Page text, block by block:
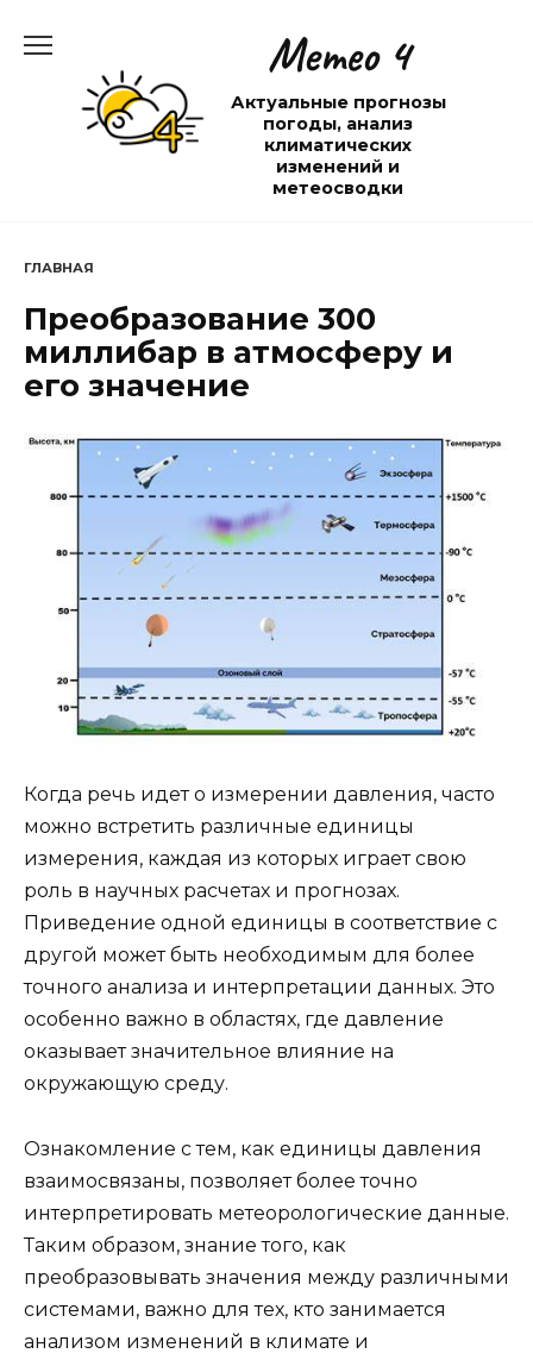
содержанию
Метео 4
Актуальные прогнозы
погоды, анализ
климатических
изменений и
метеосводки
ГЛАВНАЯ
Преобразование 300
миллибар в атмосферу и
его значение
Когда речь идет о измерении давления, часто
можно встретить различные единицы
измерения, каждая из которых играет свою
роль в научных расчетах и прогнозах.
Приведение одной единицы в соответствие с
другой может быть необходимым для более
точного анализа и интерпретации данных. Это
особенно важно в областях, где давление
оказывает значительное влияние на
окружающую среду.
Ознакомление с тем, как единицы давления
взаимосвязаны, позволяет более точно
интерпретировать метеорологические данные.
Таким образом, знание того, как
преобразовывать значения между различными
системами, важно для тех, кто занимается
анализом изменений в климате и